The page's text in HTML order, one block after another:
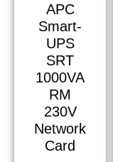
APC
Smart-
UPS
SRT
1000VA
RM
230V
Network
Card